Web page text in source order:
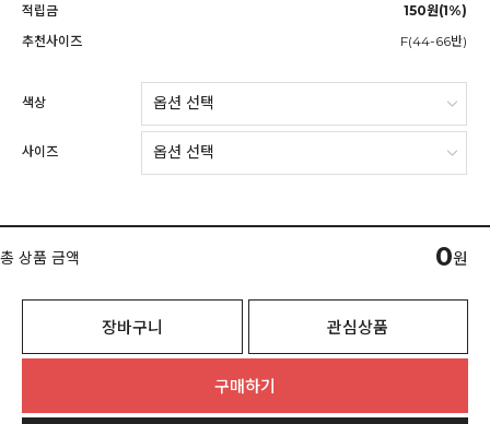
적립금
150원(1%)
추천사이즈
F(44-66반)
색상
사이즈
총 상품 금액 0원
장바구니 관심상품
구매하기